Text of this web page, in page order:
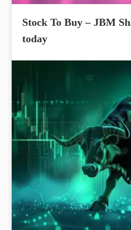
Stock To Buy – JBM
today